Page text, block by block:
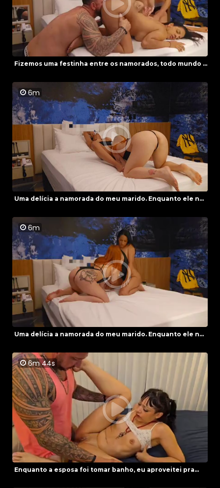
Fizemos uma festinha entre os namorados, todo mundo ...
6m
Uma delícia a namorada do meu marido. Enquanto ele n...
6m
Uma delícia a namorada do meu marido. Enquanto ele n...
6m 44s
Enquanto a esposa foi tomar banho, eu aproveitei pra...